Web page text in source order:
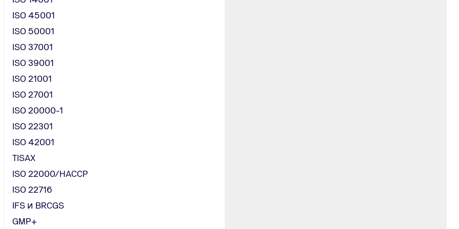
ISO 45001
ISO 50001
ISO 37001
ISO 39001
ISO 21001
ISO 27001
ISO 20000-1
ISO 22301
ISO 42001
TISAX
ISO 22000/HACCP
ISO 22716
IFS и BRCGS
GMP+
на ИТ
и най-